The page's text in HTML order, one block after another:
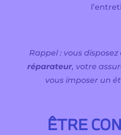
Rappel : vous disposez
réparateur, votre
vous imposer un
ÊTRE